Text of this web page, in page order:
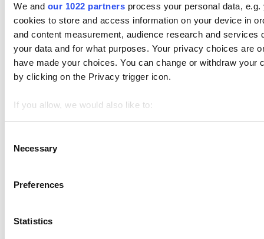
We and our 1022 partners process your personal data,
cookies to store and access information on your device in
and content measurement, audience research and services
your data and for what purposes. Your privacy choices are
have made your choices. You can change or withdraw
by clicking on the Privacy trigger icon.
If you allow, we would also like to:
Collect information about your geographical location
Find out more about how your personal data is processed
We use cookies to personalize content and ads, to provide
use of their services. You consent to the use of cookies by
Selection
Necessary
Preferences
Statistics
고객
보고서
설정
하드웨어
결제
제품
Loyverse 포스
Kitchen Display